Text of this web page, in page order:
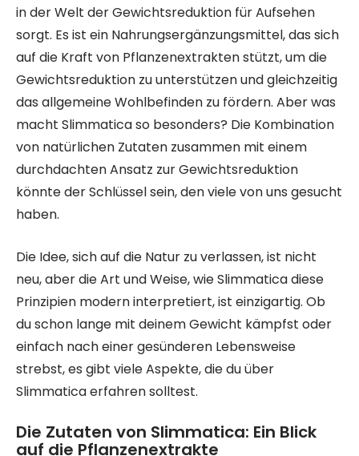
in der Welt der Gewichtsreduktion für Aufsehen
sorgt. Es ist ein Nahrungsergänzungsmittel, das sich
auf die Kraft von Pflanzenextrakten stützt, um die
Gewichtsreduktion zu unterstützen und gleichzeitig
das allgemeine Wohlbefinden zu fördern. Aber was
macht Slimmatica so besonders? Die Kombination
von natürlichen Zutaten zusammen mit einem
durchdachten Ansatz zur Gewichtsreduktion
könnte der Schlüssel sein, den viele von uns gesucht
haben.
Die Idee, sich auf die Natur zu verlassen, ist nicht
neu, aber die Art und Weise, wie Slimmatica diese
Prinzipien modern interpretiert, ist einzigartig. Ob
du schon lange mit deinem Gewicht kämpfst oder
einfach nach einer gesünderen Lebensweise
strebst, es gibt viele Aspekte, die du über
Slimmatica erfahren solltest.
Die Zutaten von Slimmatica: Ein Blick
auf die Pflanzenextrakte